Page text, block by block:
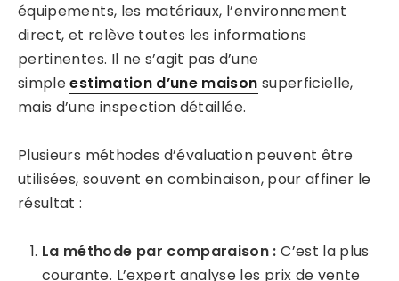
équipements, les matériaux, l’environnement
direct, et relève toutes les informations
pertinentes. Il ne s’agit pas d’une
simpleestimation d’une maison superficielle,
mais d’une inspection détaillée.
Plusieurs méthodes d’évaluation peuvent être
utilisées, souvent en combinaison, pour affiner le
résultat :
La méthode par comparaison : C’est la plus
courante. L’expert analyse les prix de vente